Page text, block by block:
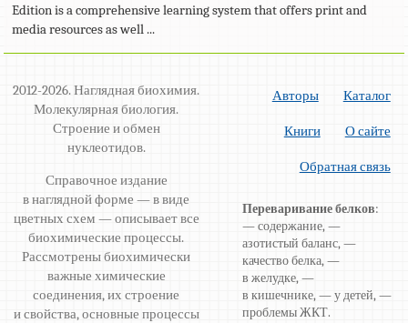
Edition is a comprehensive learning system that offers print and
media resources as well ...
2012-2026. Наглядная биохимия.
Молекулярная биология.
Строение и обмен
нуклеотидов.
Справочное издание
в наглядной форме — в виде
цветных схем — описывает все
биохимические процессы.
Рассмотрены биохимически
важные химические
соединения, их строение
и свойства, основные процессы
Авторы Каталог
Книги О сайте
Обратная связь
Переваривание белков:
— содержание, —
азотистый баланс, —
качество белка, —
в желудке, —
в кишечнике, — у детей, —
проблемы ЖКТ.